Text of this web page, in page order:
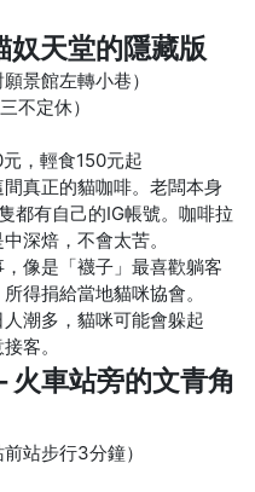
奴天堂的隱藏版
景館左轉小巷）
不定休）
，輕食150元起
真正的貓咖啡。老闆本身
都有自己的IG帳號。咖啡拉
深焙，不會太苦。
像是「襪子」最喜歡躺客
得捐給當地貓咪協會。
潮多，貓咪可能會躲起
客。
火車站旁的文青角
站步行3分鐘）